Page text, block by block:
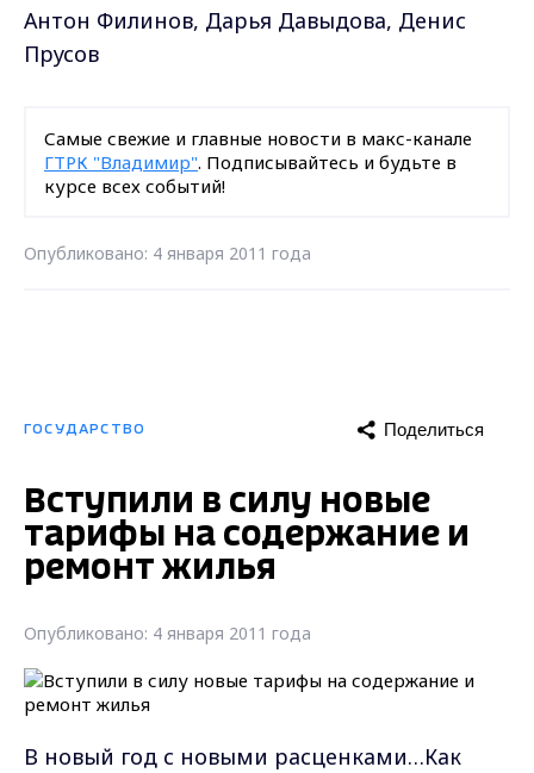
Антон Филинов, Дарья Давыдова, Денис
Прусов
Самые свежие и главные новости в макс-канале
ГТРК "Владимир". Подписывайтесь и будьте в
курсе всех событий!
Опубликовано: 4 января 2011 года
ГОСУДАРСТВО Поделиться
Вступили в силу новые
тарифы на содержание и
ремонт жилья
Опубликовано: 4 января 2011 года
В новый год с новыми расценками…Как